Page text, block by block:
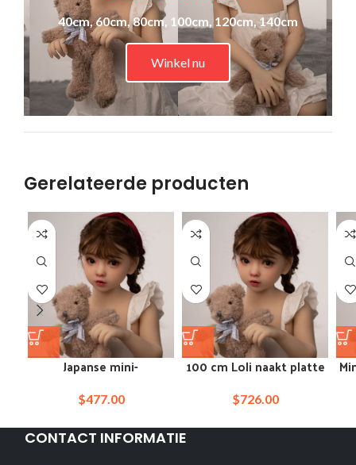
40cm, 60cm, 80cm, 100cm, 120cm, 140cm
Winkel nu
Gerelateerde producten
Japanse mini-
cm
$477.00
100 cm Loli naakt platte
$726.00
CONTACT INFORMATIE